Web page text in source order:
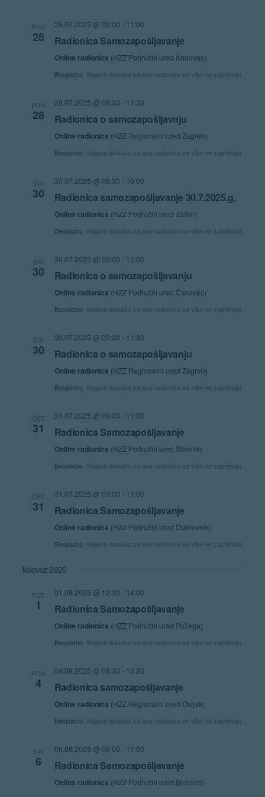
PON
28
28.07.2025 @ 09:00 - 11:00
Radionica Samozapošljavanje
Online radionica (HZZ Područni ured Karlovac)
Besplatno Najave dolaska za ovu radionicu se više ne zaprimaju.
PON
28
28.07.2025 @ 09:30 - 11:30
Radionica o samozapošljavnju
Online radionica (HZZ Regionalni ured Zagreb)
Besplatno Najave dolaska za ovu radionicu se više ne zaprimaju.
SRI
30
30.07.2025 @ 08:30 - 10:00
Radionica samozapošljavanje 30.7.2025.g.
Online radionica (HZZ Područni ured Zadar)
Besplatno Najave dolaska za ovu radionicu se više ne zaprimaju.
SRI
30
30.07.2025 @ 09:00 - 11:00
Radionica o samozapošljavanju
Online radionica (HZZ Područni ured Čakovec)
Besplatno Najave dolaska za ovu radionicu se više ne zaprimaju.
SRI
30
30.07.2025 @ 09:30 - 11:30
Radionica o samozapošljavanju
Online radionica (HZZ Regionalni ured Zagreb)
Besplatno Najave dolaska za ovu radionicu se više ne zaprimaju.
ČET
31
31.07.2025 @ 09:00 - 11:00
Radionica Samozapošljavanje
Online radionica (HZZ Područni ured Šibenik)
Besplatno Najave dolaska za ovu radionicu se više ne zaprimaju.
ČET
31
31.07.2025 @ 09:00 - 11:00
Radionica Samozapošljavanje
Online radionica (HZZ Područni ured Dubrovnik)
Besplatno Najave dolaska za ovu radionicu se više ne zaprimaju.
kolovoz 2025
PET
1
01.08.2025 @ 12:30 - 14:00
Radionica Samozapošljavanje
Online radionica (HZZ Područni ured Požega)
Besplatno Najave dolaska za ovu radionicu se više ne zaprimaju.
PON
4
04.08.2025 @ 08:30 - 10:30
Radionica samozapošljavanje
Online radionica (HZZ Regionalni ured Osijek)
Besplatno Najave dolaska za ovu radionicu se više ne zaprimaju.
SRI
6
06.08.2025 @ 09:00 - 11:00
Radionica Samozapošljavanje
Online radionica (HZZ Područni ured Bjelovar)